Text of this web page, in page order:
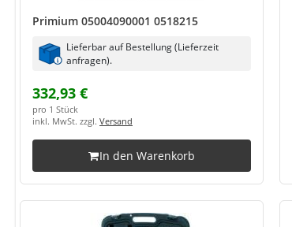
Primium 05004090001 0518215
Lieferbar auf Bestellung (Lieferzeit
anfragen).
332,93 €
pro 1 Stück
inkl. MwSt. zzgl. Versand
In den Warenkorb